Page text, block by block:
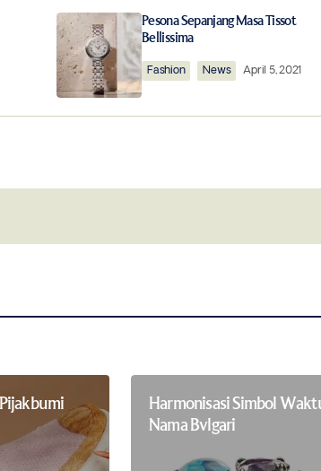
fields are marked
Pesona Sepanjang Masa Tissot
Bellissima
Fashion News April 5, 2021
Harmonisasi Simbol
Nama Bvlgari